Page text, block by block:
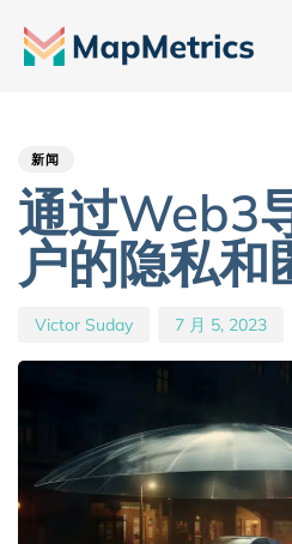
新闻
通过Web3
户的隐私和
Victor Suday 7 月 5, 2023